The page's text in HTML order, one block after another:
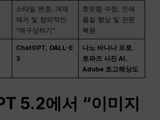
스타일 변경, 개체
제거 및 창의적인
“재구상하기”
흐릿함 수정, 인쇄
품질 향상 및 전문
복원
ChatGPT, DALL-E
3
나노 바나나 프로 ,
토파즈 사진 AI,
Adobe 초고해상도
5.2에서 “이미지